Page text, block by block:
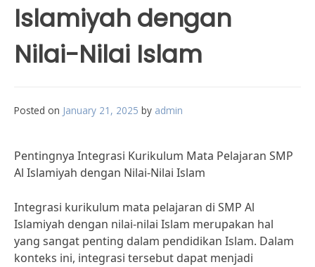
Islamiyah dengan
Nilai-Nilai Islam
Posted on January 21, 2025 by admin
Pentingnya Integrasi Kurikulum Mata Pelajaran SMP
Al Islamiyah dengan Nilai-Nilai Islam
Integrasi kurikulum mata pelajaran di SMP Al
Islamiyah dengan nilai-nilai Islam merupakan hal
yang sangat penting dalam pendidikan Islam. Dalam
konteks ini, integrasi tersebut dapat menjadi